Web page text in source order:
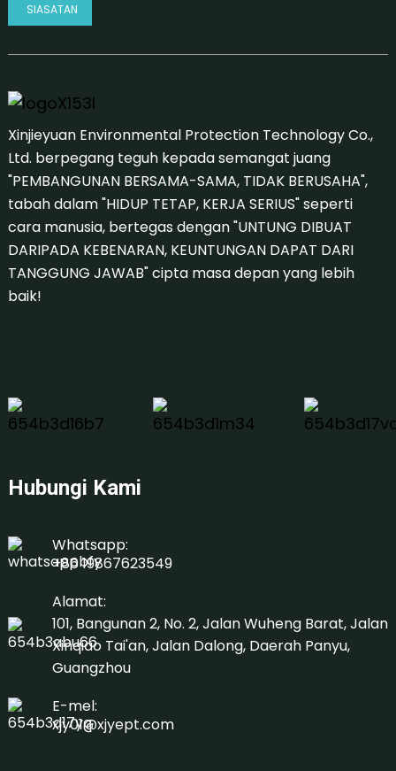
SIASATAN
Xinjieyuan Environmental Protection Technology Co.,
Ltd. berpegang teguh kepada semangat juang
"PEMBANGUNAN BERSAMA-SAMA, TIDAK BERUSAHA",
tabah dalam "HIDUP TETAP, KERJA SERIUS" seperti
cara manusia, bertegas dengan "UNTUNG DIBUAT
DARIPADA KEBENARAN, KEUNTUNGAN DAPAT DARI
TANGGUNG JAWAB" cipta masa depan yang lebih
baik!
Hubungi Kami
Whatsapp:
+86 19867623549
Alamat:
101, Bangunan 2, No. 2, Jalan Wuheng Barat, Jalan
Xinqiao Tai'an, Jalan Dalong, Daerah Panyu,
Guangzhou
E-mel:
xjy01@xjyept.com